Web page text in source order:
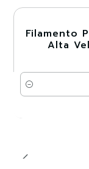
-30%
Filamento
Alta
Cantidad